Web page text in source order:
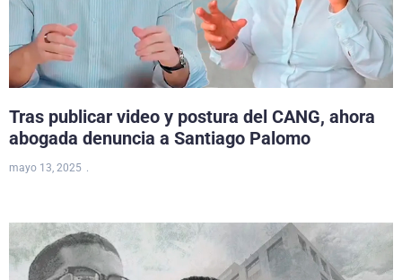
Tras publicar video y postura del CANG, ahora
abogada denuncia a Santiago Palomo
mayo 13, 2025